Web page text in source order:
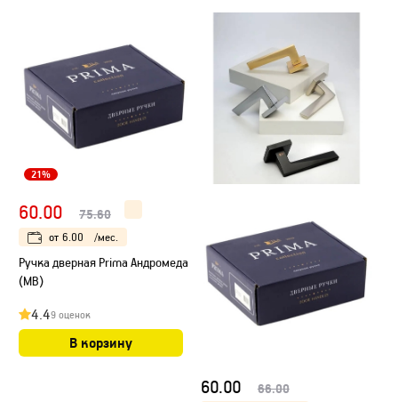
21%
60.00 75.60
от 6.00 /мес.
Ручка дверная Prima Андромеда
(МB)
4.49 оценок
В корзину
60.00 66.00